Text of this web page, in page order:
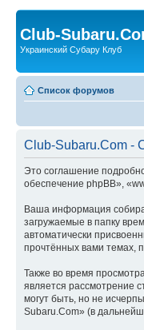
Club-
Украинский Субару Клуб
Список форумов
Club-Subaru.Com -
Это соглашение
обеспечение phpBB»,
Ваша информация
загружаемые в папку
автоматически
прочтённых вами темах,
Также во время
является рассмотрение
могут быть, но не
Subaru.Com» (в